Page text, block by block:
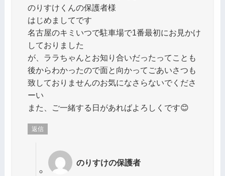
のりすけくんの保護者様
はじめましてです
名古屋のキミいつで駐車場で1番最初にお見かけ
しておりました
が、ララちゃんとお知り合いだったってことも
後からわかったので面と向かってごあいさつも
致しておりませんのお気になさらないでくださ
ーい
また、ご一緒する日があればよろしくです😊
返信
のりすけの保護者